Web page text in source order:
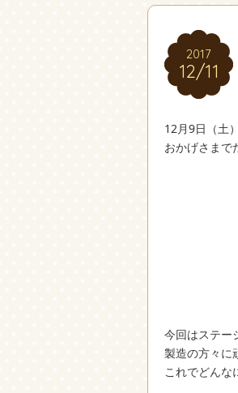
2017
12/11
2017
12/11
12月9日（土
おかげさまで
今回はステー
製造の方々に
これでどんな